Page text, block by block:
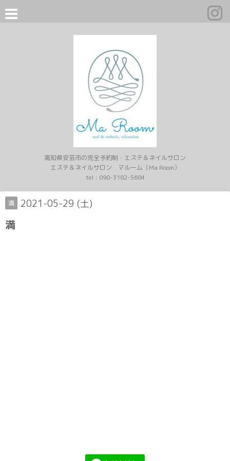
高知県安芸市の完全予約制・エステ＆ネイルサロン
エステ＆ネイルサロン マルーム（Ma Room）
tel : 090-3182-5684
満 2021-05-29 (土)
満